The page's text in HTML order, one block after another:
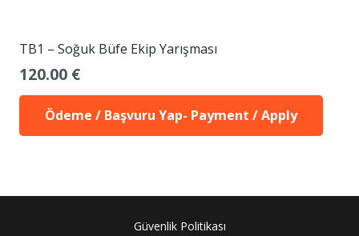
TB1 – Soğuk Büfe Ekip Yarışması
120.00 €
Ödeme / Başvuru Yap- Payment / Apply
Güvenlik Politikası